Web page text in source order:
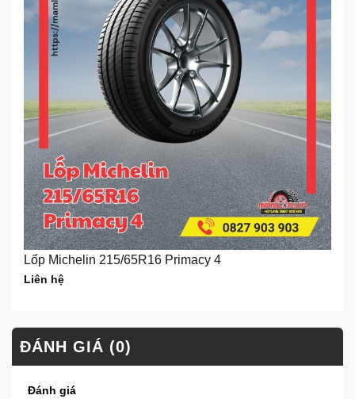
Lốp Michelin 215/65R16 Primacy 4
Liên hệ
ĐÁNH GIÁ (0)
Đánh giá